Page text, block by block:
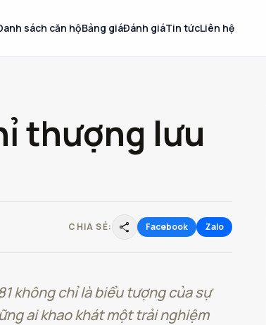
sách căn hộBảng giáĐánh giáTin tứcLiên hệ
thượng lưu
CHIA SẺ: share Facebook Zalo
không chỉ là biểu tượng của sự
ai khao khát một trải nghiệm